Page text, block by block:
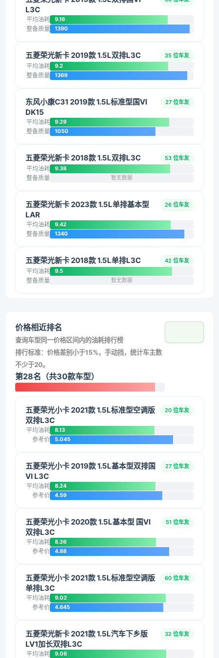
L3C
平均油耗 9.16
整备质量 1390
五菱荣光新卡 2019款 1.5L双排L3C 35 位车友
平均油耗 9.2
整备质量 1369
东风小康C31 2019款 1.5L标准型国VI
DK15
27 位车友
平均油耗 9.29
整备质量 1050
五菱荣光新卡 2018款 1.5L双排L3C 53 位车友
平均油耗 9.38
整备质量 暂无数据
五菱荣光新卡 2023款 1.5L单排基本型
LAR
26 位车友
平均油耗 9.42
整备质量 1340
五菱荣光新卡 2018款 1.5L单排L3C 42 位车友
平均油耗 9.5
整备质量 暂无数据
价格相近排名
查询车型同一价格区间内的油耗排行榜
排行标准：价格差别小于15%，手动挡，统计车主数
不少于20。
第28名（共30款车型）
五菱荣光小卡 2021款 1.5L标准型空调版
双排L3C
20 位车友
平均油耗 8.13
参考价 5.045
五菱荣光小卡 2019款 1.5L基本型双排国
VI L3C
27 位车友
平均油耗 8.24
参考价 4.59
五菱荣光小卡 2020款 1.5L基本型 国VI
双排L3C
51 位车友
平均油耗 8.26
参考价 4.88
五菱荣光小卡 2021款 1.5L标准型空调版
单排L3C
60 位车友
平均油耗 9.02
参考价 4.645
五菱荣光新卡 2021款 1.5L汽车下乡版
LV1加长双排L3C
32 位车友
平均油耗 9.06